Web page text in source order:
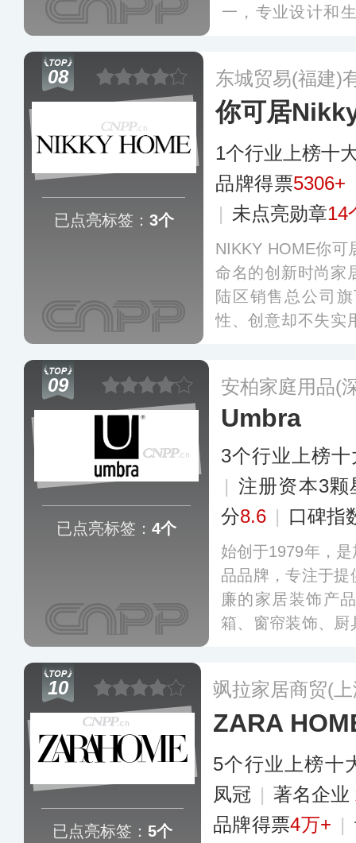
一，专业设计和
08
已点亮标签： 3个
东城贸易(福建)
你可居
1个行业上榜十
品牌得票5306+
| 未点亮勋章14
NIKKY HOME你可
命名的创新时尚家
陆区销售总公司
性、创意却不失实
顾客提供了更多的
09
已点亮标签： 4个
安柏家庭用品(
Umbra
3个行业上榜
| 注册资本3颗
分8.6 | 口碑指
始创于1979年，
品品牌，专注于
廉的家居装饰产
箱、窗帘装饰、
10
已点亮标签： 5个
飒拉家居商贸(
ZARA
5个行业上榜十
凤冠 | 著名企业
品牌得票4万+ |